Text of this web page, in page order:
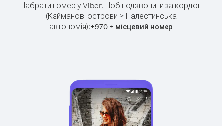
Набрати номер у Viber.Щоб подзвонити за кордон
(Кайманові острови > Палестинська
автономія):+970 + місцевий номер